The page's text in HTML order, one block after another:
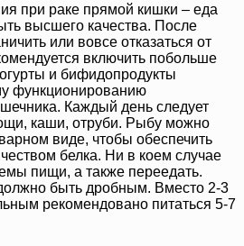
при раке прямой кишки – еда
высшего качества. После
или вовсе отказаться от
включить побольше
и бифидопродукты
функционированию
Каждый день следует
каши, отруби. Рыбу можно
виде, чтобы обеспечить
белка. Ни в коем случае
пищи, а также переедать.
быть дробным. Вместо 2-3
рекомендовано питаться 5-7